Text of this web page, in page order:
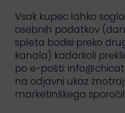
Vsak kupec lahko
osebnih podatkov
spleta bodisi preko
kanala) kadarkoli
po e-pošti:
na odjavni ukaz
marketinškega